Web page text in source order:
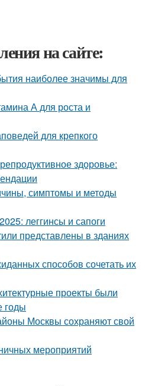
на сайте:
наиболее значимы для
А для роста и
для крепкого
здоровье:
симптомы и методы
леггинсы и сапоги
представлены в зданиях
способов сочетать их
проекты были
годы
Москвы сохраняют свой
мероприятий